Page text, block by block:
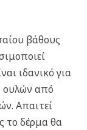
βάθους
ιδανικό για
ουλών από
Απαιτεί
το δέρμα θα